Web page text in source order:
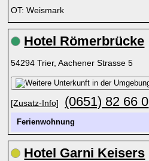
OT: Weismark
Hotel Römerbrücke
54294 Trier, Aachener Strasse 5
[Zusatz-Info] (0651) 82 66 0
Ferienwohnung
Hotel Garni Keisers